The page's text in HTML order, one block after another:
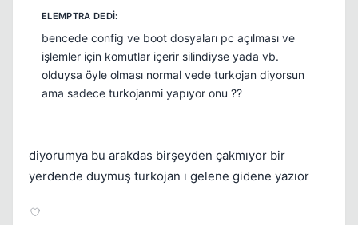
bencede config ve boot dosyaları pc açılması ve
işlemler için komutlar içerir silindiyse yada vb.
olduysa öyle olması normal vede turkojan diyorsun
ama sadece turkojanmi yapıyor onu ??
diyorumya bu arakdas birşeyden çakmıyor bir
yerdende duymuş turkojan ı gelene gidene yazıor